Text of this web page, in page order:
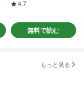
4.7
無料で読む
もっと見る